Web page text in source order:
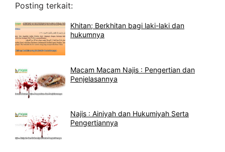
Posting terkait:
Khitan; Berkhitan bagi laki-laki dan
hukumnya
Macam Macam Najis : Pengertian dan
Penjelasannya
Najis : Ainiyah dan Hukumiyah Serta
Pengertiannya